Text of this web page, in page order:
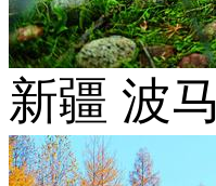
新疆 波马